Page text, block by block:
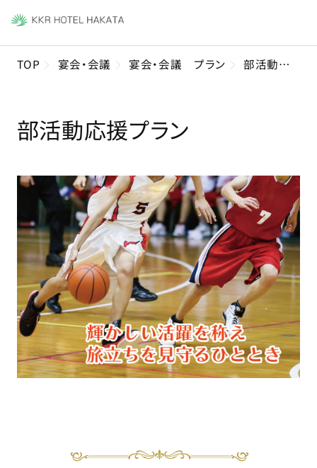
TOP 宴会・会議 宴会・会議 プラン 部活動応援プラン
部活動応援プラン